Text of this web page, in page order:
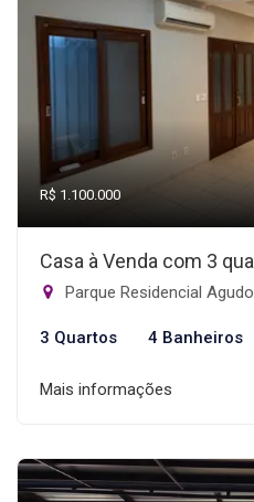
R$ 1.100.000
Casa à Venda com 3
Parque Residencial
3 Quartos 4 Banheiros
Mais informações